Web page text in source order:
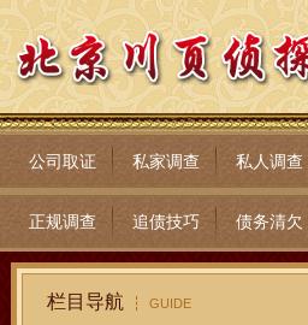
公司取证 私家调查 私人调查
正规调查 追债技巧 债务清欠
栏目导航 GUIDE